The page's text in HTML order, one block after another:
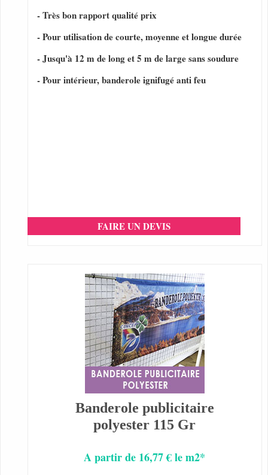
- Très bon rapport qualité prix
- Pour utilisation de courte, moyenne et longue durée
- Jusqu'à 12 m de long et 5 m de large sans soudure
- Pour intérieur, banderole ignifugé anti feu
FAIRE UN DEVIS
Banderole publicitaire
polyester 115 Gr
A partir de 16,77 € le m2*